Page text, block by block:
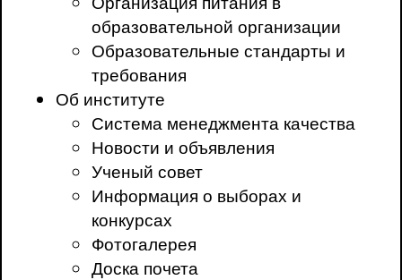
образовательной организации
Образовательные стандарты и
требования
Об институте
Система менеджмента качества
Новости и объявления
Ученый совет
Информация о выборах и
конкурсах
Фотогалерея
Доска почета